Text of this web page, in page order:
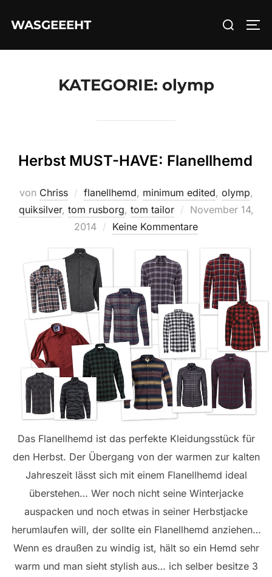
InhaltWASGEEEHT
Suchen
KATEGORIE: olymp
Herbst MUST-HAVE: Flanellhemd
von Chriss flanellhemd, minimum edited, olymp,
quiksilver, tom rusborg, tom tailor
Veröffentlicht
am
November 14,
2014
Keine Kommentare
Das Flanellhemd ist das perfekte Kleidungsstück für
den Herbst. Der Übergang von der warmen zur kalten
Jahreszeit lässt sich mit einem Flanellhemd ideal
überstehen… Wer noch nicht seine Winterjacke
auspacken und noch etwas in seiner Herbstjacke
herumlaufen will, der sollte ein Flanellhemd anziehen…
Wenn es draußen zu windig ist, hält so ein Hemd sehr
warm und man sieht stylish aus… ich selber besitze 3